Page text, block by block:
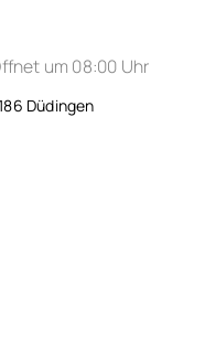
um 08:00 Uhr
Düdingen